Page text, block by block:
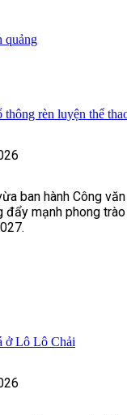
quảng
rèn luyện thể
ban hành Công
mạnh phong
ở Lô Lô Chải